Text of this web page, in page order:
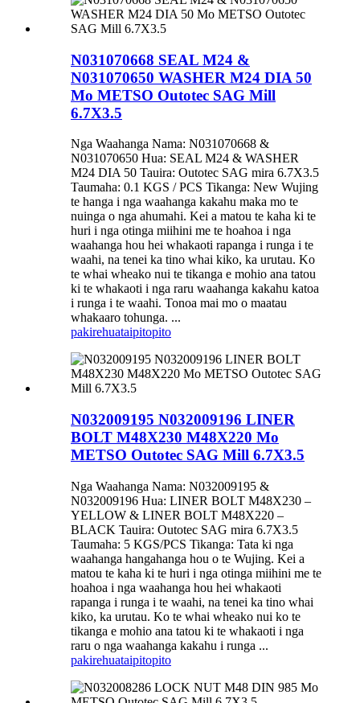
N031070668 SEAL M24 &
N031070650 WASHER M24 DIA 50
Mo METSO Outotec SAG Mill
6.7X3.5
Nga Waahanga Nama: N031070668 &
N031070650 Hua: SEAL M24 & WASHER
M24 DIA 50 Tauira: Outotec SAG mira 6.7X3.5
Taumaha: 0.1 KGS / PCS Tikanga: New Wujing
te hanga i nga waahanga kakahu maka mo te
nuinga o nga ahumahi. Kei a matou te kaha ki te
huri i nga otinga miihini me te hoahoa i nga
waahanga hou hei whakaoti rapanga i runga i te
waahi, na tenei ka tino whai kiko, ka urutau. Ko
te whai wheako nui te tikanga e mohio ana tatou
ki te whakaoti i nga raru waahanga kakahu katoa
i runga i te waahi. Tonoa mai mo o maatau
whakaaro tohunga. ...
pakirehuataipitopito
N032009195 N032009196 LINER
BOLT M48X230 M48X220 Mo
METSO Outotec SAG Mill 6.7X3.5
Nga Waahanga Nama: N032009195 &
N032009196 Hua: LINER BOLT M48X230 –
YELLOW & LINER BOLT M48X220 –
BLACK Tauira: Outotec SAG mira 6.7X3.5
Taumaha: 5 KGS/PCS Tikanga: Tata ki nga
waahanga hangahanga hou o te Wujing. Kei a
matou te kaha ki te huri i nga otinga miihini me te
hoahoa i nga waahanga hou hei whakaoti
rapanga i runga i te waahi, na tenei ka tino whai
kiko, ka urutau. Ko te whai wheako nui ko te
tikanga e mohio ana tatou ki te whakaoti i nga
raru o nga waahanga kakahu i runga ...
pakirehuataipitopito